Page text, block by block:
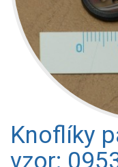
Knoflíky
vzor: